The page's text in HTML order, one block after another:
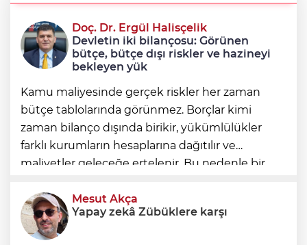
Erkan Aydın Osmangazi’nin nabzını
sahada tuttu
Doç. Dr. Ergül Halisçelik
Devletin iki bilançosu: Görünen
bütçe, bütçe dışı riskler ve hazineyi
bekleyen yük
Kamu maliyesinde gerçek riskler her zaman
bütçe tablolarında görünmez. Borçlar kimi
zaman bilanço dışında birikir, yükümlülükler
farklı kurumların hesaplarına dağıtılır ve
maliyetler geleceğe ertelenir. Bu nedenle bir
yalnızca bütçe açığına veya resmi borç stok
Mesut Akça
Yapay zekâ Zübüklere karşı